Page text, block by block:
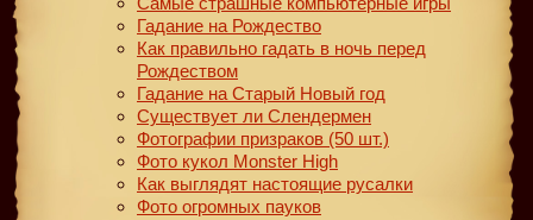
Гадание на Рождество
Как правильно гадать в ночь перед
Рождеством
Гадание на Старый Новый год
Существует ли Слендермен
Фотографии призраков (50 шт.)
Фото кукол Monster High
Как выглядят настоящие русалки
Фото огромных пауков